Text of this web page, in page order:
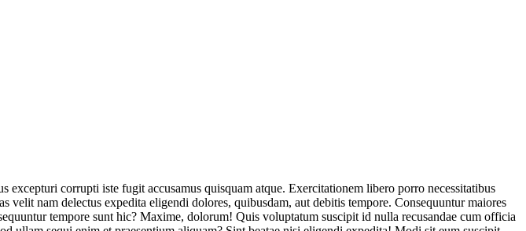
corrupti iste fugit accusamus quisquam atque. Exercitationem libero porro necessitatibus
velit nam delectus expedita eligendi dolores, quibusdam, aut debitis tempore. Consequuntur maiores
tempore sunt hic? Maxime, dolorum! Quis voluptatum suscipit id nulla recusandae cum officia